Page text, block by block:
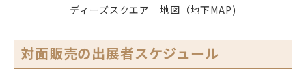
ディーズスクエア 地図（地下MAP)
対面販売の出展者スケジュール